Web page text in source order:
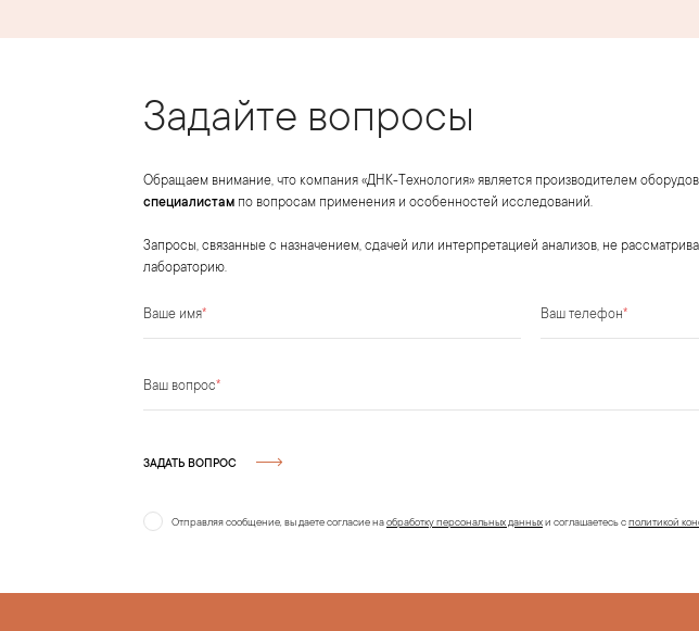
Задайте вопросы
Обращаем внимание, что компания «ДНК-Технология» является производителем
специалистам по вопросам применения и особенностей исследований.
Запросы, связанные с назначением, сдачей или интерпретацией анализов, не
лабораторию.
Ваше имя* Ваш телефон*
Ваш вопрос*
ЗАДАТЬ ВОПРОС
Отправляя сообщение, вы даете согласие наобработку персональных данныхи соглашаетесь cполитикой